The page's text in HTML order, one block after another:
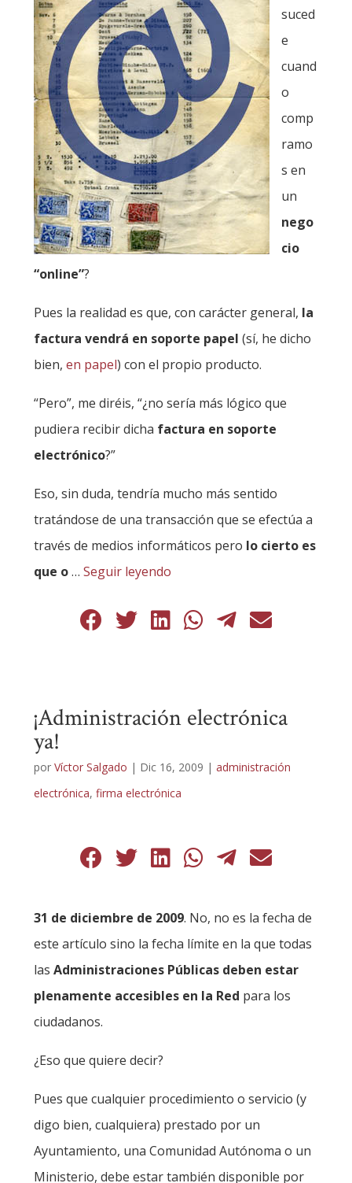
suced
e
cuand
o
comp
ramo
s en
un
nego
cio
“online”?
Pues la realidad es que, con carácter general, la
factura vendrá en soporte papel (sí, he dicho
bien, en papel) con el propio producto.
“Pero”, me diréis, “¿no sería más lógico que
pudiera recibir dicha factura en soporte
electrónico?”
Eso, sin duda, tendría mucho más sentido
tratándose de una transacción que se efectúa a
través de medios informáticos pero lo cierto es
que o… Seguir leyendo
¡Administración electrónica
ya!
por Víctor Salgado | Dic 16, 2009 | administración
electrónica, firma electrónica
31 de diciembre de 2009. No, no es la fecha de
este artículo sino la fecha límite en la que todas
las Administraciones Públicas deben estar
plenamente accesibles en la Red para los
ciudadanos.
¿Eso que quiere decir?
Pues que cualquier procedimiento o servicio (y
digo bien, cualquiera) prestado por un
Ayuntamiento, una Comunidad Autónoma o un
Ministerio, debe estar también disponible por